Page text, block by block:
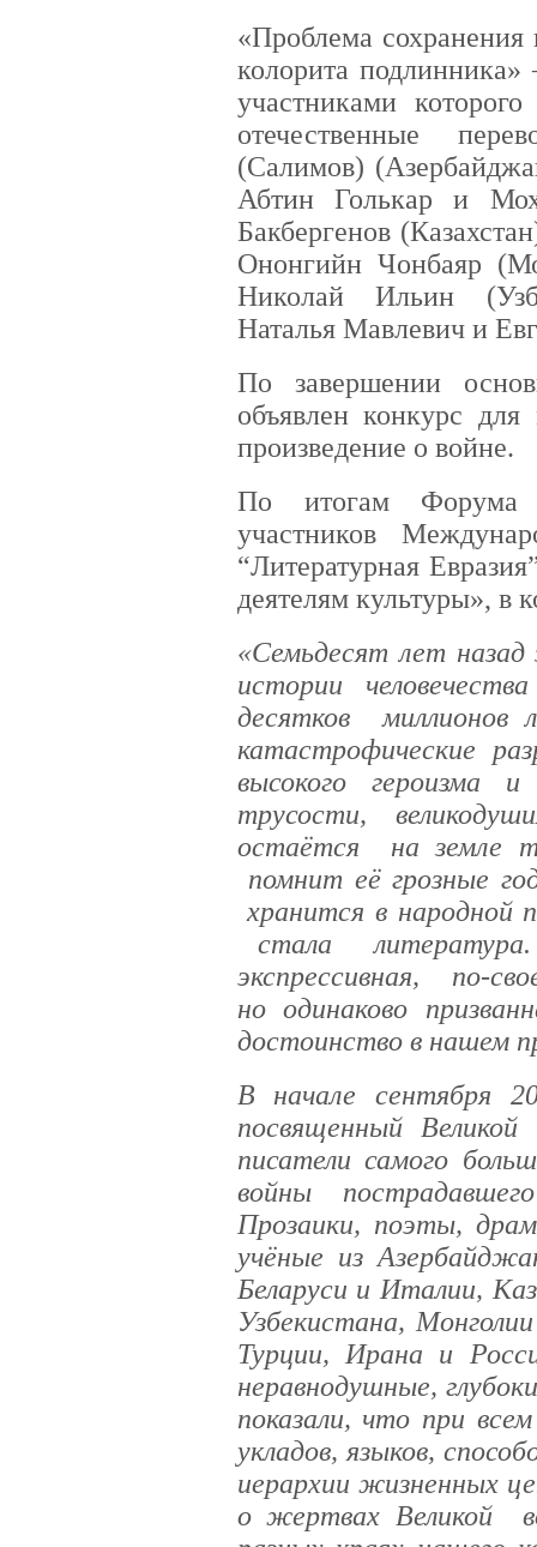
«Проблема сохранения
колорита подлинника»
участниками
отечественные
(Салимов)
Абтин Голькар и
Бакбергенов
Ононгийн Чонбаяр
Николай Ильин
Наталья Мавлевич и
По завершении
объявлен конкурс
произведение о войне.
По итогам Форума
участников
“Литературная
деятелям культуры», в
«Семьдесят лет
истории
десятков миллионов
катастрофические
высокого героизма
трусости,
остаётся на земле
помнит её грозные
хранится в народной
стала
экспрессивная, по-
но одинаково
достоинство в нашем
В начале сентября
посвященный
писатели самого
войны
Прозаики, поэты,
учёные из
Беларуси и Италии,
Узбекистана,
Турции, Ирана и
неравнодушные,
показали, что при
укладов, языков,
иерархии жизненных
о жертвах Великой